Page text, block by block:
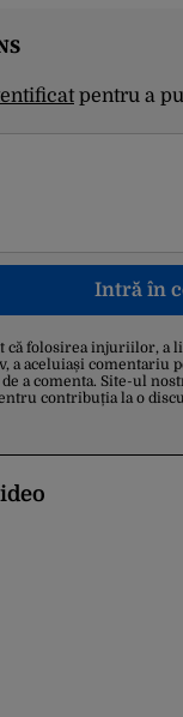
pentru a
Intră în
că folosirea injuriilor,
a aceluiași comentariu
a comenta. Site-ul
contribuția la o